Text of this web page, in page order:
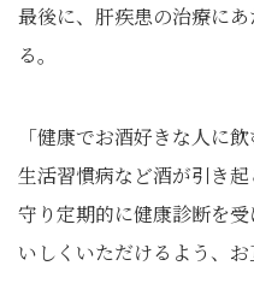
最後に、肝疾患の治療に
る。
「健康でお酒好きな人に
生活習慣病など酒が引き
守り定期的に健康診断を
いしくいただけるよう、お